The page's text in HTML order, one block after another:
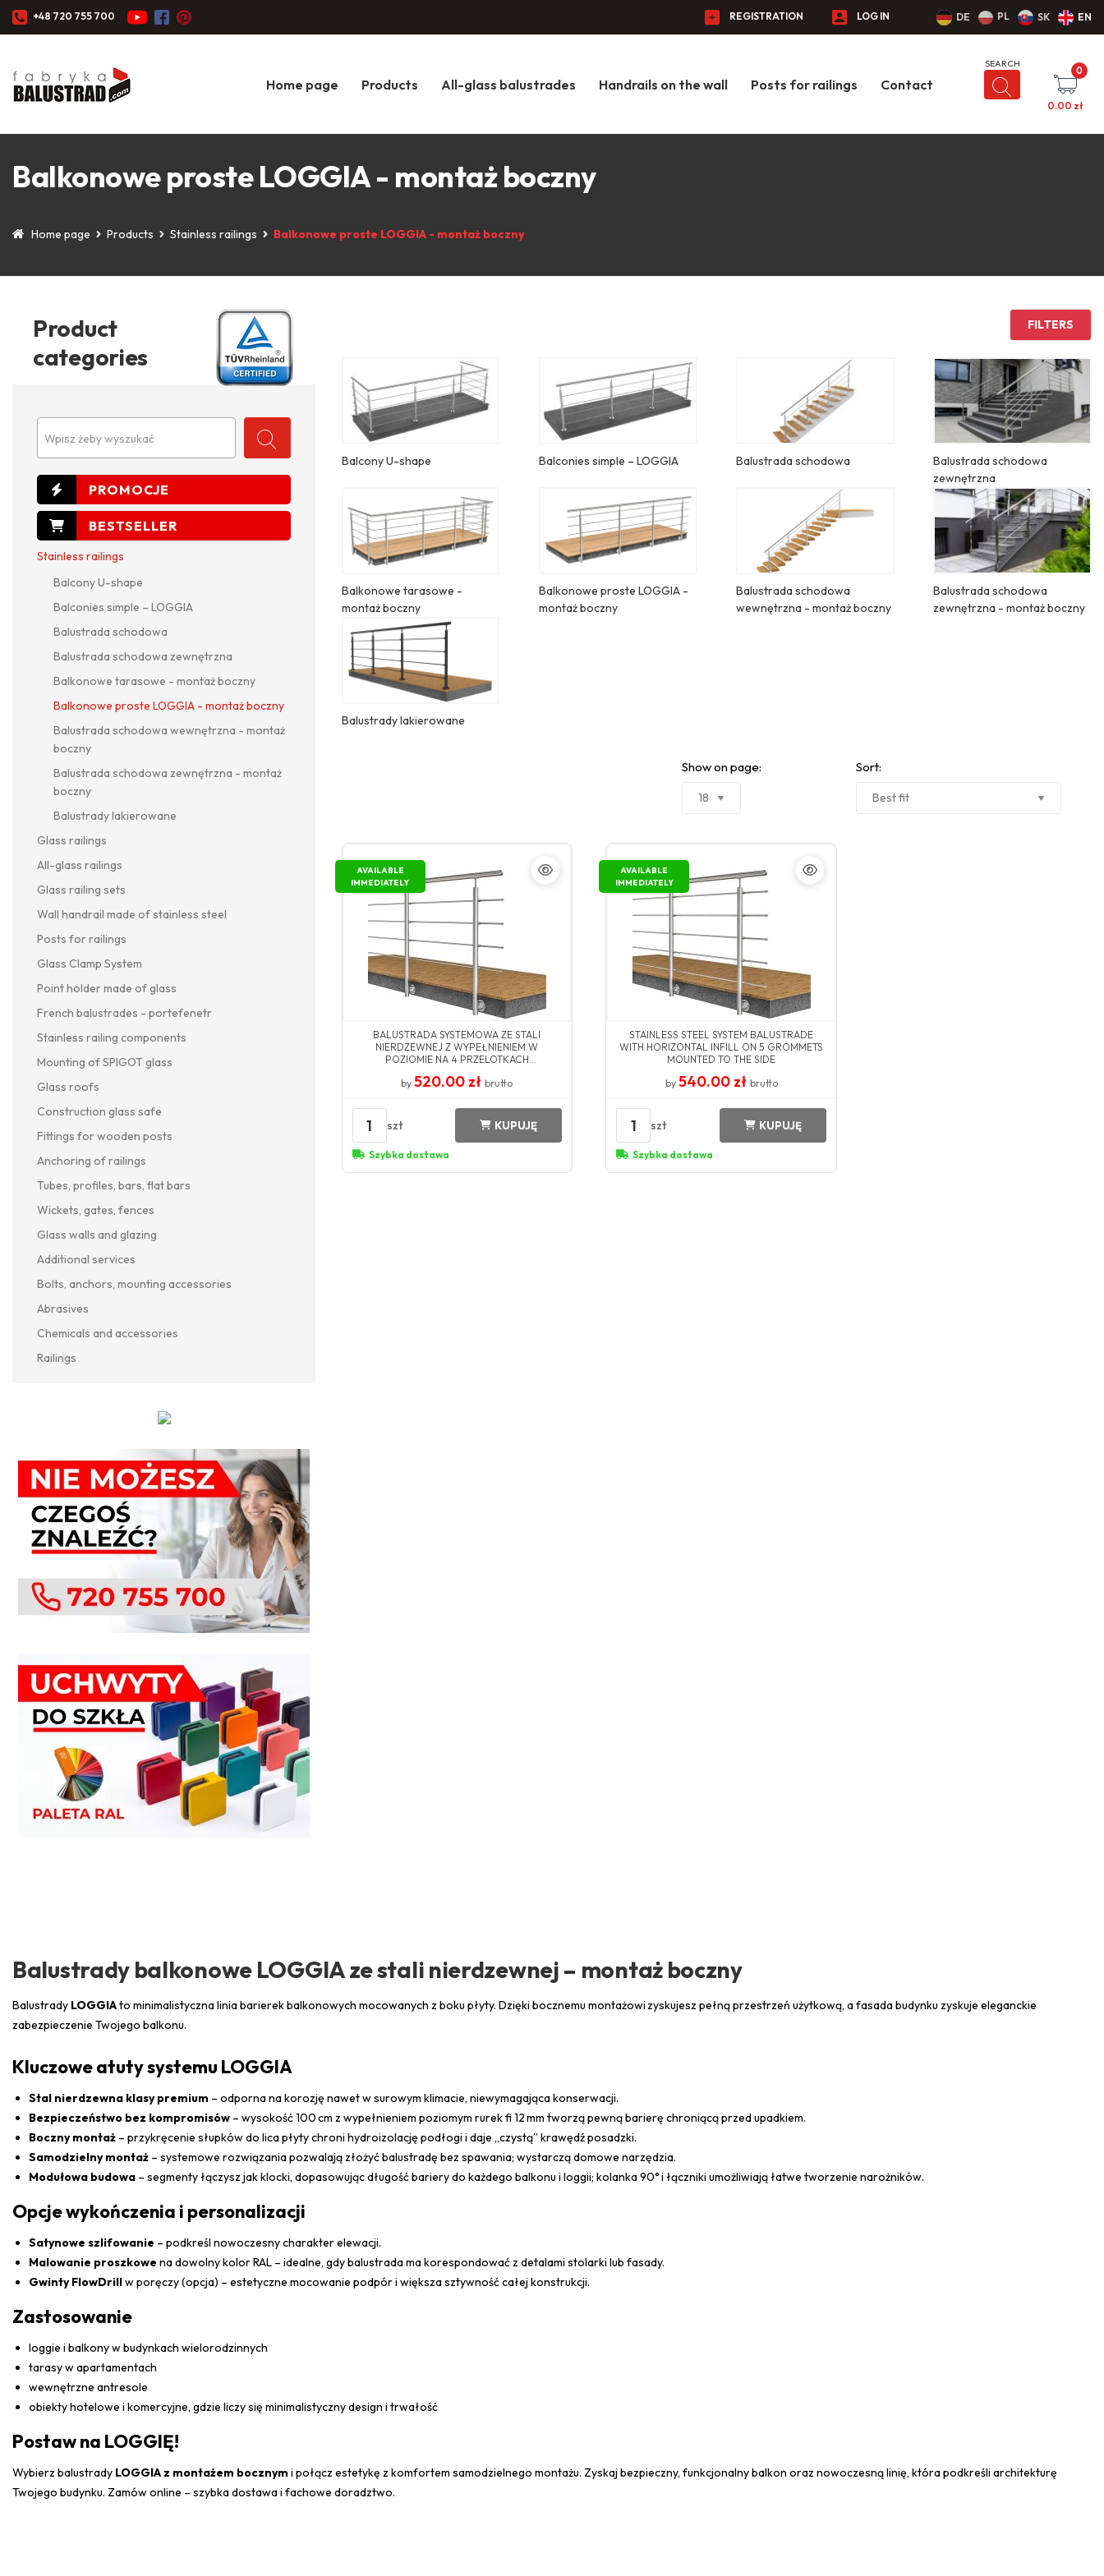
+48 720 755 700 REGISTRATION LOG IN DE PL SK EN
Home page Products All-glass balustrades Handrails on the wall Posts for railings Contact
0
0.00 zł
Balkonowe proste LOGGIA - montaż boczny
Home page Products Stainless railings Balkonowe proste LOGGIA - montaż boczny
Product
categories
Wpisz żeby wyszukać
Stainless railings
Balcony U-shape
Balconies simple – LOGGIA
Balustrada schodowa
Balustrada schodowa zewnętrzna
Balkonowe tarasowe - montaż boczny
Balkonowe proste LOGGIA - montaż boczny
Balustrada schodowa wewnętrzna - montaż
boczny
Balustrada schodowa zewnętrzna - montaż
boczny
Balustrady lakierowane
Glass railings
All-glass railings
Glass railing sets
Wall handrail made of stainless steel
Posts for railings
Glass Clamp System
Point holder made of glass
French balustrades - portefenetr
Stainless railing components
Mounting of SPIGOT glass
Glass roofs
Construction glass safe
Fittings for wooden posts
Anchoring of railings
Tubes, profiles, bars, flat bars
Wickets, gates, fences
Glass walls and glazing
Additional services
Bolts, anchors, mounting accessories
Abrasives
Chemicals and accessories
Railings
FILTERS
Balcony U-shape Balconies simple – LOGGIA Balustrada schodowa
Balustrada schodowa
zewnętrzna
Balkonowe tarasowe -
montaż boczny
Balkonowe proste LOGGIA -
montaż boczny
Balustrada schodowa
wewnętrzna - montaż boczny
Balustrada schodowa
zewnętrzna - montaż boczny
Balustrady lakierowane
Show on page: Sort:
AVAILABLE
IMMEDIATELY
BALUSTRADA SYSTEMOWA ZE STALI
NIERDZEWNEJ Z WYPEŁNIENIEM W
POZIOMIE NA 4 PRZELOTKACH
by520.00 złbrutto
1 szt KUPUJĘ
Szybka dostawa
AVAILABLE
IMMEDIATELY
STAINLESS STEEL SYSTEM BALUSTRADE
WITH HORIZONTAL INFILL ON 5 GROMMETS
MOUNTED TO THE SIDE
by 540.00 zł brutto
1 szt KUPUJĘ
Szybka dostawa
Balustrady balkonowe LOGGIA ze stali nierdzewnej – montaż boczny
Balustrady LOGGIAto minimalistyczna linia barierek balkonowych mocowanych z boku płyty. Dzięki bocznemu montażowi zyskujesz pełną przestrzeń użytkową, a fasada budynku zyskuje eleganckie
zabezpieczenie Twojego balkonu.
Kluczowe atuty systemu LOGGIA
Stal nierdzewna klasy premium – odporna na korozję nawet w surowym klimacie, niewymagająca konserwacji.
Bezpieczeństwo bez kompromisów – wysokość 100 cm z wypełnieniem poziomym rurek fi 12 mm tworzą pewną barierę chroniącą przed upadkiem.
Boczny montaż – przykręcenie słupków do lica płyty chroni hydroizolację podłogi i daje „czystą” krawędź posadzki.
Samodzielny montaż – systemowe rozwiązania pozwalają złożyć balustradę bez spawania; wystarczą domowe narzędzia.
Modułowa budowa – segmenty łączysz jak klocki, dopasowując długość bariery do każdego balkonu i loggii; kolanka 90° i łączniki umożliwiają łatwe tworzenie narożników.
Opcje wykończenia i personalizacji
Satynowe szlifowanie – podkreśl nowoczesny charakter elewacji.
Malowanie proszkowe na dowolny kolor RAL – idealne, gdy balustrada ma korespondować z detalami stolarki lub fasady.
Gwinty FlowDrillw poręczy (opcja) – estetyczne mocowanie podpór i większa sztywność całej konstrukcji.
Zastosowanie
loggie i balkony w budynkach wielorodzinnych
tarasy w apartamentach
wewnętrzne antresole
obiekty hotelowe i komercyjne, gdzie liczy się minimalistyczny design i trwałość
Postaw na LOGGIĘ!
Wybierz balustrady LOGGIA z montażem bocznym i połącz estetykę z komfortem samodzielnego montażu. Zyskaj bezpieczny, funkcjonalny balkon oraz nowoczesną linię, która podkreśli architekturę
Twojego budynku. Zamów online – szybka dostawa i fachowe doradztwo.